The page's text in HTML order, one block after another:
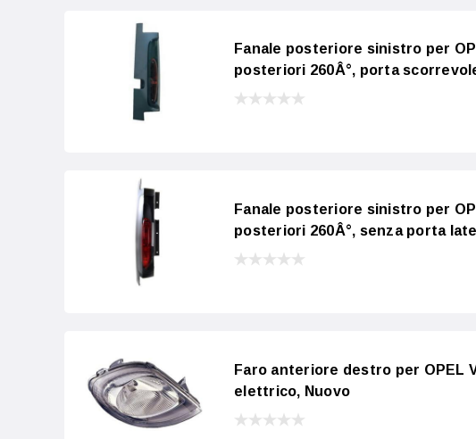
Fanale posteriore sinistro per
posteriori 260Â°, porta
Fanale posteriore sinistro per
posteriori 260Â°, senza porta
Faro anteriore destro per OPEL
elettrico, Nuovo